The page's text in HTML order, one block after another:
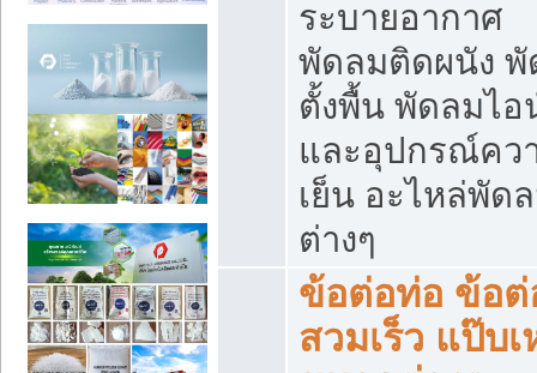
ระบายอากาศ
พัดลมติดผนัง พั
ตั้งพื้น พัดลมไอ
และอุปกรณ์คว
เย็น อะไหล่พัด
ต่างๆ
ข้อต่อท่อ ข้อต่
สวมเร็ว แป๊บ